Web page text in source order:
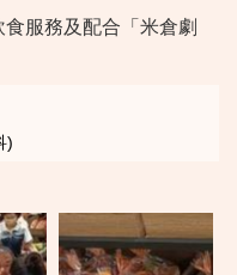
服務及配合「米倉劇
)